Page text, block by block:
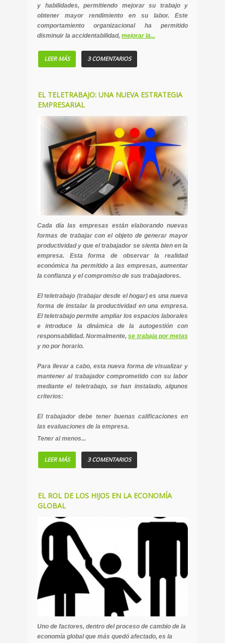
y habilidades, permitiendo mejorar su trabajo y
obtener mayor rendimiento en su labor. Este
comportamiento organizacional ha permitido
disminuir la accidentabilidad, mejorar la...
LEER MÁS 3 COMENTARIOS
EL TELETRABAJO: UNA NUEVA ESTRATEGIA
EMPRESARIAL
Cada día las empresas están elaborando nuevas
formas de trabajar con el objeto de generar mayor
productividad y que el trabajador se sienta bien en la
empresa. Esta forma de observar la realidad
económica ha permitido a las empresas, aumentar
la confianza y el compromiso de sus trabajadores.
El teletrabajo (trabajar desde el hogar) es una nueva
forma de instalar la productividad en una empresa.
El teletrabajo permite ampliar los espacios laborales
e introduce la dinámica de la autogestión con
responsabilidad. Normalmente,se trabaja por metas
y no por horario.
Para llevar a cabo, esta nueva forma de visualizar y
mantener al trabajador comprometido con su labor
mediante el teletrabajo, se han instalado, algunos
criterios:
El trabajador debe tener buenas calificaciones en
las evaluaciones de la empresa.
Tener al menos...
LEER MÁS 3 COMENTARIOS
EL ROL DE LOS HIJOS EN LA ECONOMÍA
GLOBAL
Uno de factores, dentro del proceso de cambio de la
economía global que más quedó afectado, es la